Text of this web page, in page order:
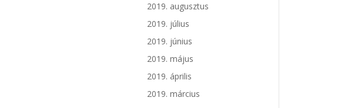
2019. augusztus
2019. július
2019. június
2019. május
2019. április
2019. március